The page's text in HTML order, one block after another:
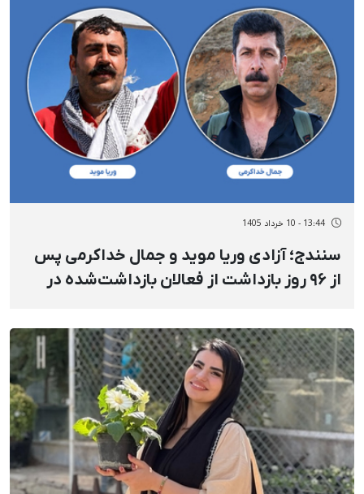
13:44 - 10 خرداد 1405
سنندج؛ آزادی وریا موید و جمال خداکرمی پس
از ۹۶ روز بازداشت از فعالان بازداشت‌شده در